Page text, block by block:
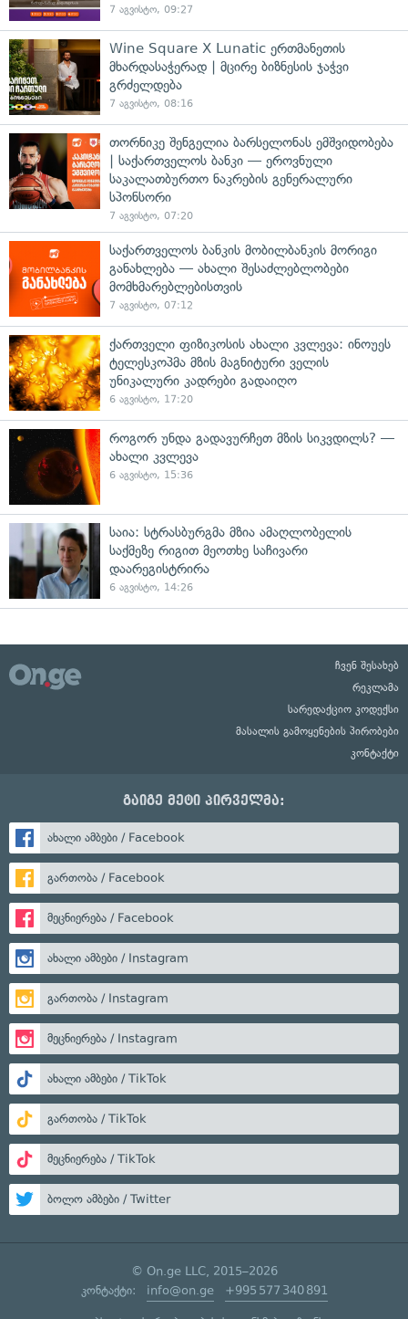
7 აგვისტო, 09:27
Wine Square X Lunatic ერთმანეთის
მხარდასაჭერად | მცირე ბიზნესის ჯაჭვი
გრძელდება
7 აგვისტო, 08:16
თორნიკე შენგელია ბარსელონას ემშვიდობება
| საქართველოს ბანკი — ეროვნული
საკალათბურთო ნაკრების გენერალური
სპონსორი
7 აგვისტო, 07:20
საქართველოს ბანკის მობილბანკის მორიგი
განახლება — ახალი შესაძლებლობები
მომხმარებლებისთვის
7 აგვისტო, 07:12
ქართველი ფიზიკოსის ახალი კვლევა: ინოუეს
ტელესკოპმა მზის მაგნიტური ველის
უნიკალური კადრები გადაიღო
6 აგვისტო, 17:20
როგორ უნდა გადავურჩეთ მზის სიკვდილს? —
ახალი კვლევა
6 აგვისტო, 15:36
საია: სტრასბურგმა მზია ამაღლობელის
საქმეზე რიგით მეოთხე საჩივარი
დაარეგისტრირა
6 აგვისტო, 14:26
ჩვენ შესახებ
რეკლამა
სარედაქციო კოდექსი
მასალის გამოყენების პირობები
კონტაქტი
გაიგე მეტი პირველმა:
ახალი ამბები / Facebook
გართობა / Facebook
მეცნიერება / Facebook
ახალი ამბები / Instagram
გართობა / Instagram
მეცნიერება / Instagram
ახალი ამბები / TikTok
გართობა / TikTok
მეცნიერება / TikTok
ბოლო ამბები / Twitter
© On.ge LLC, 2015–2026
კონტაქტი: info@on.ge +995 577 340 891